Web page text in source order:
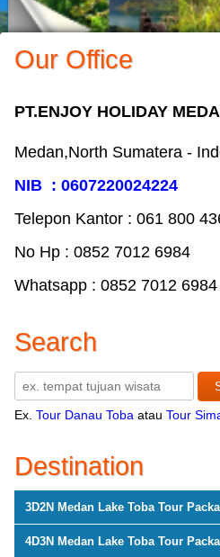
Our Office
PT.ENJOY HOLIDAY
Medan,North Sumatera -
NIB : 0607220024224
Telepon Kantor : 061‎ 800
No Hp : 0852 7012 6984
Whatsapp : 0852 7012 6984
Search
Ex. Tour Danau Toba atau Tour
Destination
3D2N Medan Lake Toba Tour
4D3N Medan Lake Toba Tour